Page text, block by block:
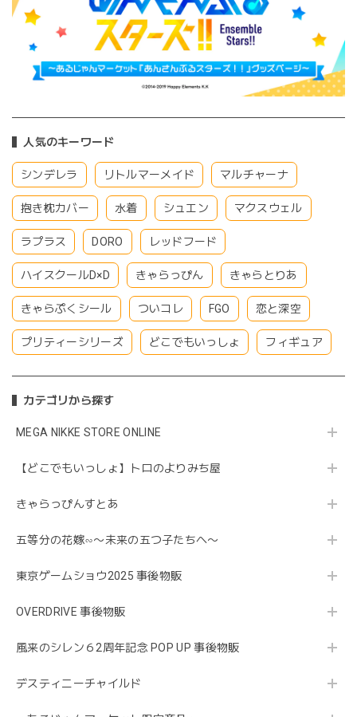
人気のキーワード
シンデレラ リトルマーメイド マルチャーナ
抱き枕カバー 水着 シュエン マクスウェル
ラプラス DORO レッドフード
ハイスクールD×D きゃらっぴん きゃらとりあ
きゃらぷくシール ついコレ FGO 恋と深空
プリティーシリーズ どこでもいっしょ フィギュア
カテゴリから探す
MEGA NIKKE STORE ONLINE
【どこでもいっしょ】トロのよりみち屋
きゃらっぴんすとあ
五等分の花嫁∽〜未来の五つ子たちへ〜
東京ゲームショウ2025 事後物販
OVERDRIVE 事後物販
風来のシレン６2周年記念 POP UP 事後物販
デスティニーチャイルド